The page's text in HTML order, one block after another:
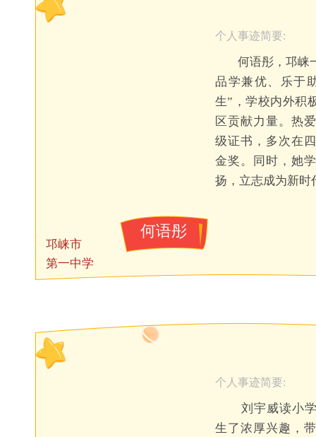
何语彤
邛崃市
第一中学
个人事迹简要:
何语彤，邛崃
品学兼优、乐于
生”，学校内外积
区贡献力量。热
级证书，多次在
金奖。同时，她
扬，立志成为新
个人事迹简要:
刘宇威读小
生了浓厚兴趣，